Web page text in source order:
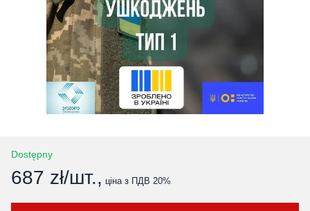
Dostępny
687 zł/шт., ціна з ПДВ 20%